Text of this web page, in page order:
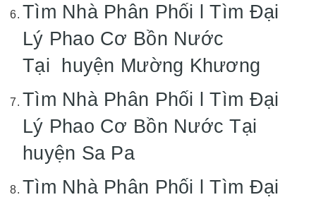
Tìm Nhà Phân Phối l Tìm Đại
Lý Phao Cơ Bồn Nước
Tại huyện Mường Khương
Tìm Nhà Phân Phối l Tìm Đại
Lý Phao Cơ Bồn Nước Tại
huyện Sa Pa
Tìm Nhà Phân Phối l Tìm Đại